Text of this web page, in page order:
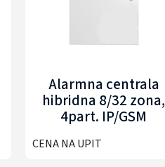
Alarmna centrala
hibridna 8/32 zona,
4part. IP/GSM
AP512NGW
CENA NA UPIT